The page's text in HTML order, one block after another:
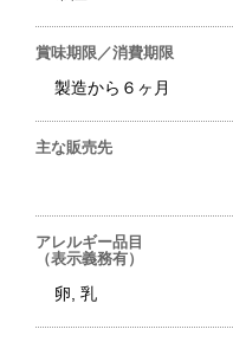
賞味期限／消費期限
製造から６ヶ月
主な販売先
アレルギー品目
（表示義務有）
卵, 乳